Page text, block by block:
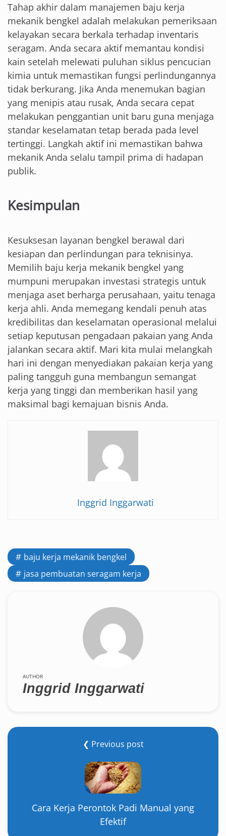
Tahap akhir dalam manajemen baju kerja
mekanik bengkel adalah melakukan pemeriksaan
kelayakan secara berkala terhadap inventaris
seragam. Anda secara aktif memantau kondisi
kain setelah melewati puluhan siklus pencucian
kimia untuk memastikan fungsi perlindungannya
tidak berkurang. Jika Anda menemukan bagian
yang menipis atau rusak, Anda secara cepat
melakukan penggantian unit baru guna menjaga
standar keselamatan tetap berada pada level
tertinggi. Langkah aktif ini memastikan bahwa
mekanik Anda selalu tampil prima di hadapan
publik.
Kesimpulan
Kesuksesan layanan bengkel berawal dari
kesiapan dan perlindungan para teknisinya.
Memilih baju kerja mekanik bengkel yang
mumpuni merupakan investasi strategis untuk
menjaga aset berharga perusahaan, yaitu tenaga
kerja ahli. Anda memegang kendali penuh atas
kredibilitas dan keselamatan operasional melalui
setiap keputusan pengadaan pakaian yang Anda
jalankan secara aktif. Mari kita mulai melangkah
hari ini dengan menyediakan pakaian kerja yang
paling tangguh guna membangun semangat
kerja yang tinggi dan memberikan hasil yang
maksimal bagi kemajuan bisnis Anda.
Inggrid Inggarwati
baju kerja mekanik bengkel
jasa pembuatan seragam kerja
AUTHOR
Inggrid Inggarwati
❮ Previous post
Cara Kerja Perontok Padi Manual yang
Efektif